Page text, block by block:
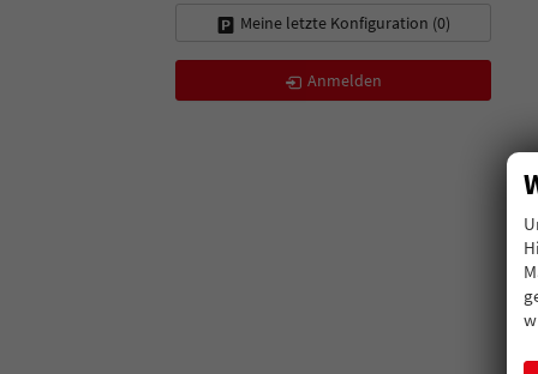
Meine letzte Konfiguration (0)
Anmelden